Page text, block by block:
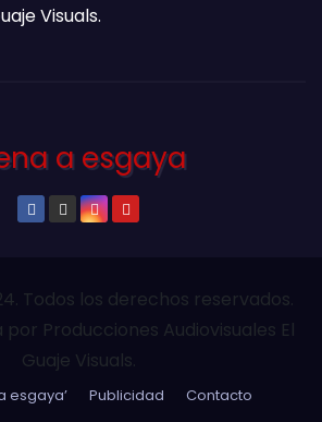
Visuals.
Todos los derechos reservados.
Producciones Audiovisuales El
Guaje Visuals.
esgaya’ Publicidad Contacto